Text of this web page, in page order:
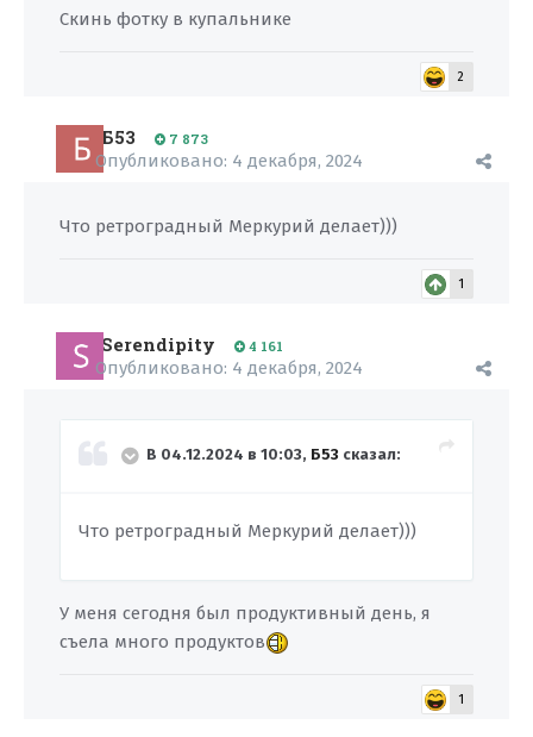
Скинь фотку в купальнике
2
Б53 7 873
Опубликовано: 4 декабря, 2024
Что ретроградный Меркурий делает)))
1
Serendipity 4 161
Опубликовано: 4 декабря, 2024
В 04.12.2024 в 10:03, Б53 сказал:
Что ретроградный Меркурий делает)))
У меня сегодня был продуктивный день, я
съела много продуктов
1